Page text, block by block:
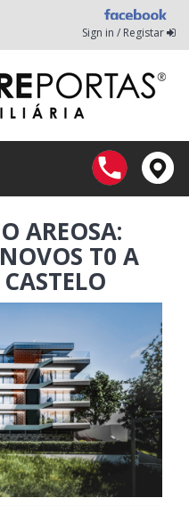
Sign in / Registar
AREOSA:
T0 A